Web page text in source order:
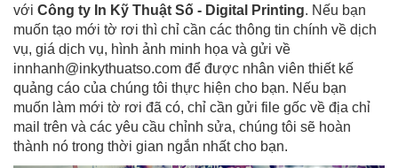
với Công ty In Kỹ Thuật Số - Digital Printing. Nếu bạn
muốn tạo mới tờ rơi thì chỉ cần các thông tin chính về dịch
vụ, giá dịch vụ, hình ảnh minh họa và gửi về
innhanh@inkythuatso.com để được nhân viên thiết kế
quảng cáo của chúng tôi thực hiện cho bạn. Nếu bạn
muốn làm mới tờ rơi đã có, chỉ cần gửi file gốc về địa chỉ
mail trên và các yêu cầu chỉnh sửa, chúng tôi sẽ hoàn
thành nó trong thời gian ngắn nhất cho bạn.